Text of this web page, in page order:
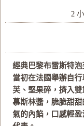
2 小
時
經典巴黎布雷斯特
當初在法國舉辦自
芙、堅果碎，擠入
慕斯林醬，脆脆甜
氣的內餡，口感輕